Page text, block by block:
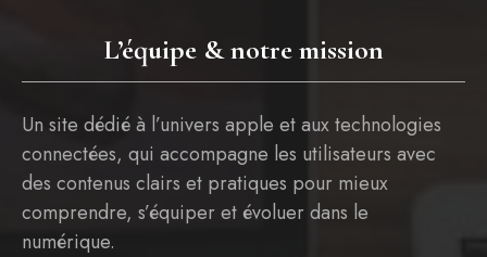
L’équipe & notre mission
Un site dédié à l’univers apple et aux technologies
connectées, qui accompagne les utilisateurs avec
des contenus clairs et pratiques pour mieux
comprendre, s’équiper et évoluer dans le
numérique.